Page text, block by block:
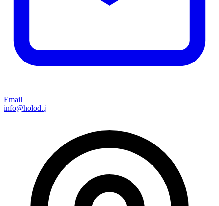
Email
info@holod.tj